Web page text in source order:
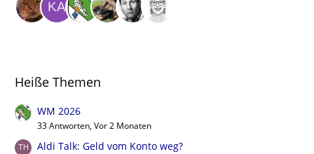
Heiße Themen
WM 2026
33 Antworten, Vor 2 Monaten
Aldi Talk: Geld vom Konto weg?